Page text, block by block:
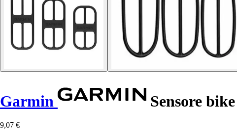
Garmin Sensore
9,07 €